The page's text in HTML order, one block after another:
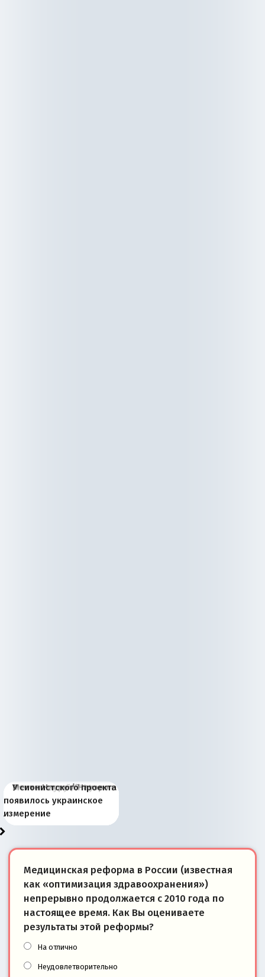
Киевская марионетка
Запада рассказала о
«переобувании» хозяев
В России назрели
перемены: 15 шагов к
суверенной экономике
Миграционный пожар
Европы
Россия начинает
сбрасывать балласт
Анкориджа
Россия зимой 1904
года: первые уступки во
внутренней политике
Русская нация вчера и
сегодня
Почему правый крах в
Варшаве не поможет её
отношениям с Россией?
Место Науру / Науэро в
современной истории
Южной Осетии
У сионистского проекта
появилось украинское
измерение
Медицинская реформа в России (известная
как «оптимизация здравоохранения»)
непрерывно продолжается с 2010 года по
настоящее время. Как Вы оцениваете
результаты этой реформы?
На отлично
Неудовлетворительно